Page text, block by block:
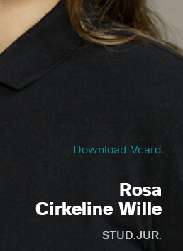
Download Vcard
Rosa
Cirkeline Wille
STUD.JUR.